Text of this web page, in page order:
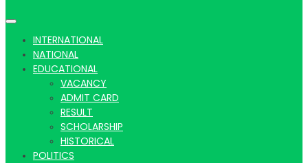
news |
Latest
INTERNATIONAL
NATIONAL
EDUCATIONAL
VACANCY
ADMIT CARD
RESULT
SCHOLARSHIP
HISTORICAL
POLITICS